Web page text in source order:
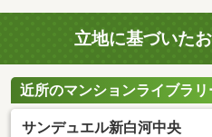
立地に基づいた
近所のマンションライブラリ
サンデュエル新白河中央